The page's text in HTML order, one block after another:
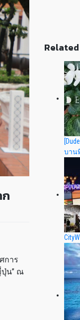
การ
ปุ่น” ณ
บาน